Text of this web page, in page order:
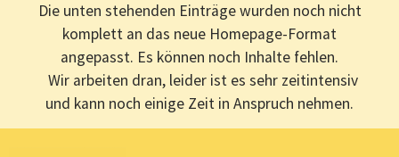
Die unten stehenden Einträge wurden noch nicht
komplett an das neue Homepage-Format
angepasst. Es können noch Inhalte fehlen.
Wir arbeiten dran, leider ist es sehr zeitintensiv
und kann noch einige Zeit in Anspruch nehmen.